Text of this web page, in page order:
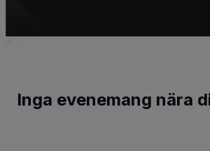
Inga evenemang nära